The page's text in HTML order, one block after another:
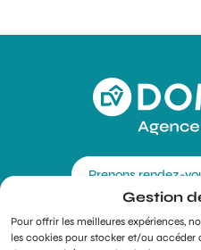
Gestion
Pour offrir les meilleures expériences,
les cookies pour stocker et/ou
Prenons rendez-